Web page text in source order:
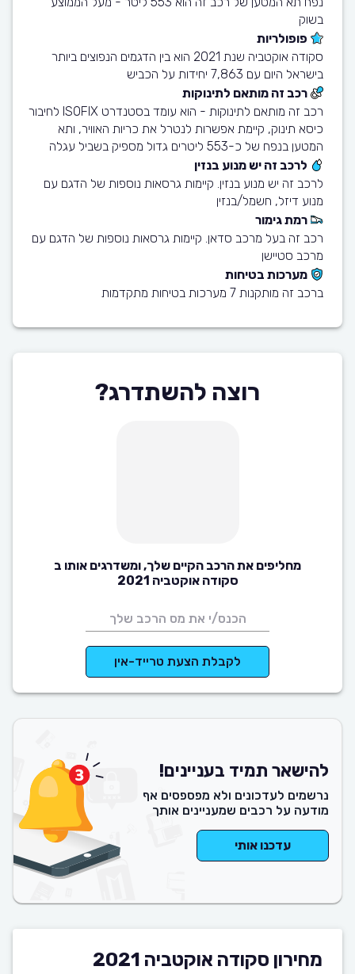
בשוק
פופולריות
סקודה אוקטביה שנת 2021 הוא בין הדגמים הנפוצים ביותר
בישראל היום עם 7,863 יחידות על הכביש
רכב זה מותאם לתינוקות
רכב זה מותאם לתינוקות - הוא עומד בסטנדרט ISOFIX לחיבור
כיסא תינוק, קיימת אפשרות לנטרל את כריות האוויר, ותא
המטען בנפח של כ-553 ליטרים גדול מספיק בשביל עגלה
לרכב זה יש מנוע בנזין
לרכב זה יש מנוע בנזין. קיימות גרסאות נוספות של הדגם עם
מנוע דיזל, חשמל/בנזין
רמת גימור
רכב זה בעל מרכב סדאן. קיימות גרסאות נוספות של הדגם עם
מרכב סטיישן
מערכות בטיחות
ברכב זה מותקנות 7 מערכות בטיחות מתקדמות
רוצה להשתדרג?
מחליפים את הרכב הקיים שלך, ומשדרגים אותו ב
סקודה אוקטביה 2021
לקבלת הצעת טרייד-אין
להישאר תמיד בעניינים!
נרשמים לעדכונים ולא מפספסים אף
מודעה על רכבים שמעניינים אותך
עדכנו אותי
מחירון סקודה אוקטביה 2021